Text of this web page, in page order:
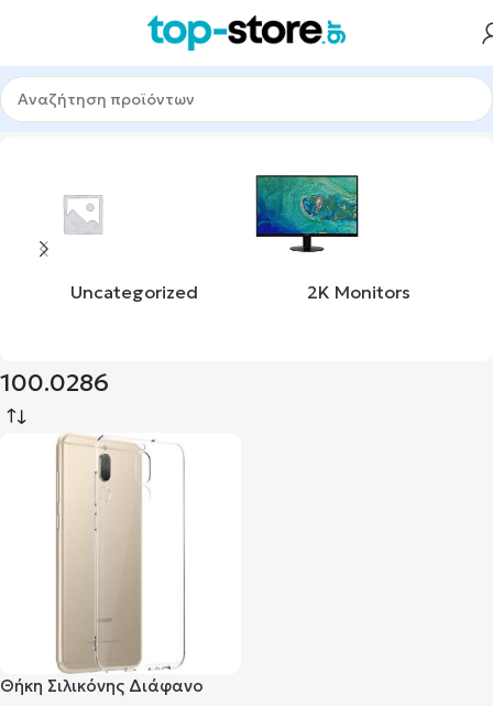
Αρχική σελίδα Προϊόν product_mpn 100.0286
Uncategorized 2K Monitors
100.0286
Θήκη Σιλικόνης Διάφανο